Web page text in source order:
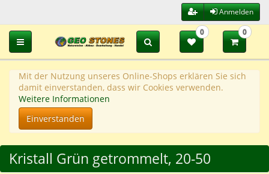
Anmelden
Toggle navigation
0 0
Mit der Nutzung unseres Online-Shops erklären Sie sich
damit einverstanden, dass wir Cookies verwenden.
Weitere Informationen
Einverstanden
Kristall Grün getrommelt, 20-50